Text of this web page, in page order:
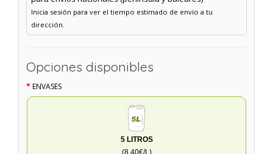
Inicia sesión para ver el tiempo estimado de envío a tu
dirección.
Opciones disponibles
ENVASES
5 LITROS
(8.40€/L)